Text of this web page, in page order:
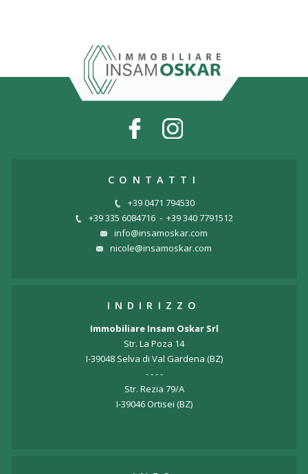
CONTATTI
+39 0471 794530
+39 335 6084716 - +39 340 7791512
info@insamoskar.com
nicole@insamoskar.com
INDIRIZZO
Immobiliare Insam Oskar Srl
Str. La Poza 14
I-39048 Selva di Val Gardena (BZ)
- - - -
Str. Rezia 79/A
I-39046 Ortisei (BZ)